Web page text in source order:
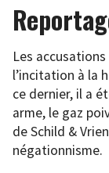
Les
l’incitation à la
ce dernier, il a
arme, le gaz
de Schild &
négationnisme.